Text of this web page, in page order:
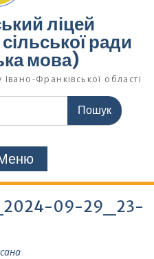
ліцей
ради
мова)
Франківської області
09-29_23-